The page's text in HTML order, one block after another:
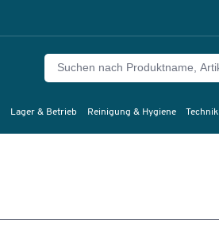
Lager & Betrieb Reinigung & Hygiene Technik